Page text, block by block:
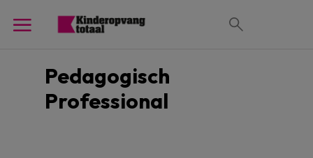
Pedagogisch
Professional